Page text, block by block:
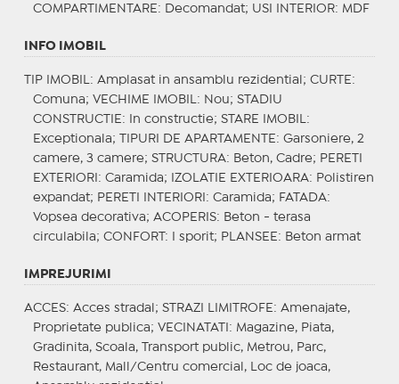
COMPARTIMENTARE : Decomandat; USI INTERIOR: MDF
INFO IMOBIL
TIP IMOBIL : Amplasat in ansamblu rezidential; CURTE :
Comuna; VECHIME IMOBIL : Nou; STADIU
CONSTRUCTIE : In constructie; STARE IMOBIL :
Exceptionala;
TIPURI DE APARTAMENTE : Garsoniere, 2
camere, 3 camere; STRUCTURA: Beton, Cadre; PERETI
EXTERIORI : Caramida; IZOLATIE EXTERIOARA: Polistiren
expandat; PERETI INTERIORI : Caramida; FATADA:
Vopsea decorativa; ACOPERIS: Beton - terasa
circulabila; CONFORT : I sporit; PLANSEE : Beton armat
IMPREJURIMI
ACCES: Acces stradal; STRAZI LIMITROFE : Amenajate,
Proprietate publica; VECINATATI : Magazine, Piata,
Gradinita, Scoala, Transport public, Metrou, Parc,
Restaurant, Mall/Centru comercial, Loc de joaca,